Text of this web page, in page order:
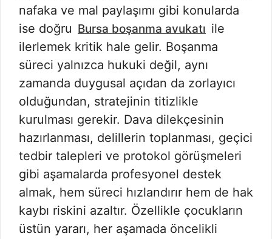
nafaka ve mal paylaşımı gibi konularda
ise doğru Bursa boşanma avukatı ile
ilerlemek kritik hale gelir. Boşanma
süreci yalnızca hukuki değil, aynı
zamanda duygusal açıdan da zorlayıcı
olduğundan, stratejinin titizlikle
kurulması gerekir. Dava dilekçesinin
hazırlanması, delillerin toplanması, geçici
tedbir talepleri ve protokol görüşmeleri
gibi aşamalarda profesyonel destek
almak, hem süreci hızlandırır hem de hak
kaybı riskini azaltır. Özellikle çocukların
üstün yararı, her aşamada öncelikli